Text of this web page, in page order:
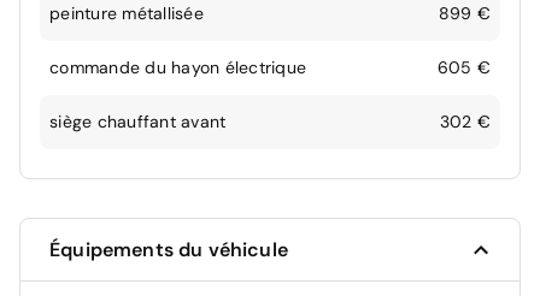
peinture métallisée 899 €
commande du hayon électrique 605 €
siège chauffant avant 302 €
Équipements du véhicule